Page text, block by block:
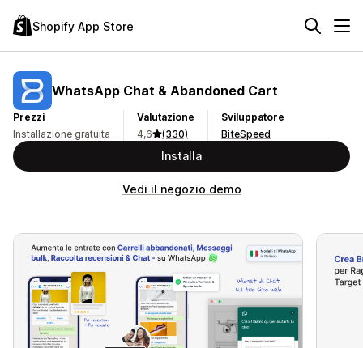
Shopify App Store
WhatsApp Chat & Abandoned Cart
Prezzi
Installazione gratuita
Valutazione
4,6
(330)
Sviluppatore
BiteSpeed
Installa
Vedi il negozio demo